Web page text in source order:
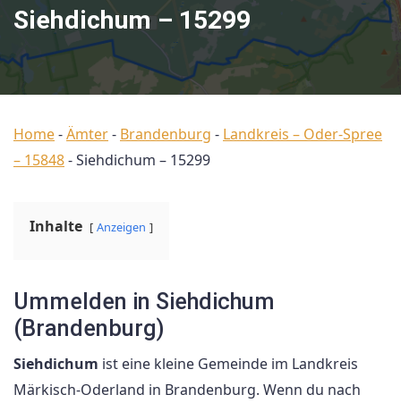
Siehdichum – 15299
Home-Ämter- Brandenburg - Landkreis – Oder-Spree
– 15848-Siehdichum – 15299
Inhalte Anzeigen
Ummelden in Siehdichum
(Brandenburg)
Siehdichum ist eine kleine Gemeinde im Landkreis
Märkisch-Oderland in Brandenburg. Wenn du nach